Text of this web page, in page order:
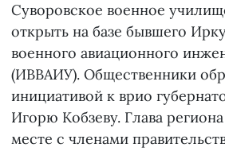
Суворовское военное
открыть на базе бывшего
военного авиационного
(ИВВАИУ). Общественники
инициативой к врио
Игорю Кобзеву. Глава
месте с членами